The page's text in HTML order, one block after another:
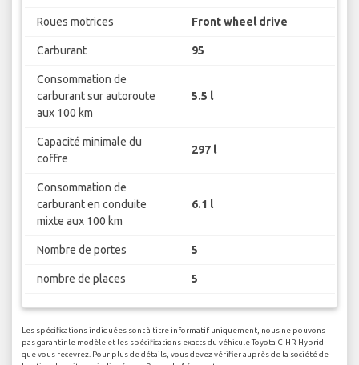
Roues motrices Front wheel drive
Carburant 95
Consommation de
carburant sur autoroute
aux 100 km
5.5 l
Capacité minimale du
coffre
297 l
Consommation de
carburant en conduite
mixte aux 100 km
6.1 l
Nombre de portes 5
nombre de places 5
Les spécifications indiquées sont à titre informatif uniquement, nous ne pouvons
pas garantir le modèle et les spécifications exacts du véhicule Toyota C-HR Hybrid
que vous recevrez. Pour plus de détails, vous devez vérifier auprès de la société de